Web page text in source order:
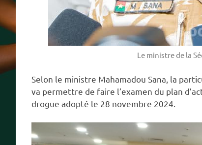
Le ministre de la
Selon le ministre Mahamadou Sana, la
va permettre de faire l’examen du plan
drogue adopté le 28 novembre 2024.